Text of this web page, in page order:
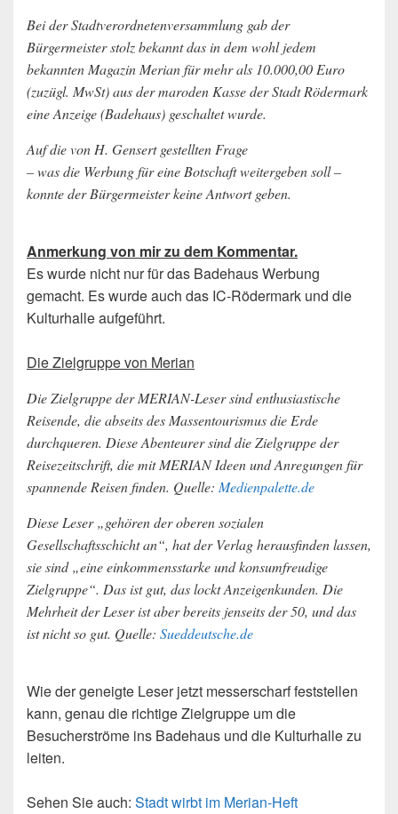
Bei der Stadtverordnetenversammlung gab der
Bürgermeister stolz bekannt das in dem wohl jedem
bekannten Magazin Merian für mehr als 10.000,00 Euro
(zuzügl. MwSt) aus der maroden Kasse der Stadt Rödermark
eine Anzeige (Badehaus) geschaltet wurde.
Auf die von H. Gensert gestellten Frage
– was die Werbung für eine Botschaft weitergeben soll –
konnte der Bürgermeister keine Antwort geben.
Anmerkung von mir zu dem Kommentar.
Es wurde nicht nur für das Badehaus Werbung
gemacht. Es wurde auch das IC-Rödermark und die
Kulturhalle aufgeführt.
Die Zielgruppe von Merian
Die Zielgruppe der MERIAN-Leser sind enthusiastische
Reisende, die abseits des Massentourismus die Erde
durchqueren. Diese Abenteurer sind die Zielgruppe der
Reisezeitschrift, die mit MERIAN Ideen und Anregungen für
spannende Reisen finden. Quelle: Medienpalette.de
Diese Leser „gehören der oberen sozialen
Gesellschaftsschicht an“, hat der Verlag herausfinden lassen,
sie sind „eine einkommensstarke und konsumfreudige
Zielgruppe“. Das ist gut, das lockt Anzeigenkunden. Die
Mehrheit der Leser ist aber bereits jenseits der 50, und das
ist nicht so gut. Quelle: Sueddeutsche.de
Wie der geneigte Leser jetzt messerscharf feststellen
kann, genau die richtige Zielgruppe um die
Besucherströme ins Badehaus und die Kulturhalle zu
leiten.
Sehen Sie auch: Stadt wirbt im Merian-Heft